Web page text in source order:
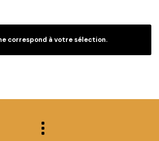
correspond à votre sélection.